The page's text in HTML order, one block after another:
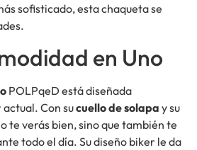
sofisticado, esta chaqueta se
en Uno
POLPqeD está diseñada
Con sucuello de solapa y su
te verás bien, sino que también te
todo el día. Su diseño biker le da